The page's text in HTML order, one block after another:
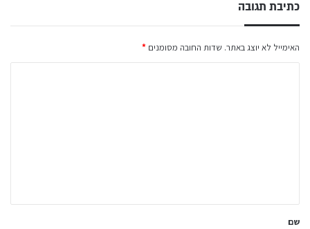
כתיבת תגובה
האימייל לא יוצג באתר. שדות החובה מסומנים *
ל
שם